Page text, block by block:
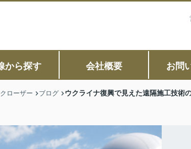
から探す 会社概要 お問
ローザー ブログ ウクライナ復興で見えた遠隔施工技術